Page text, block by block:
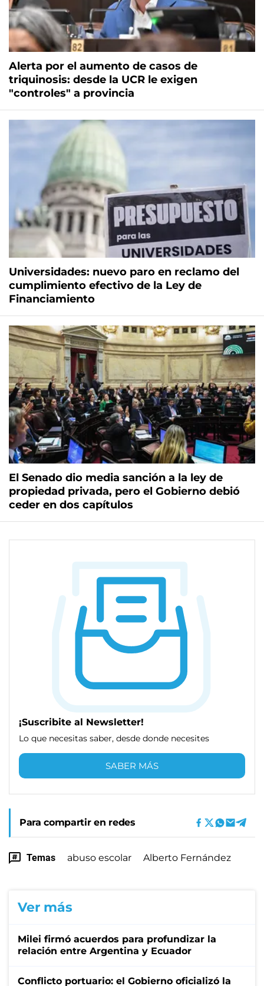
Alerta por el aumento de casos de
triquinosis: desde la UCR le exigen
"controles" a provincia
Universidades: nuevo paro en reclamo del
cumplimiento efectivo de la Ley de
Financiamiento
El Senado dio media sanción a la ley de
propiedad privada, pero el Gobierno debió
ceder en dos capítulos
¡Suscribite al Newsletter!
Lo que necesitas saber, desde donde necesites
SABER MÁS
Para compartir en redes
Temas abuso escolar Alberto Fernández
Ver más
Milei firmó acuerdos para profundizar la
relación entre Argentina y Ecuador
Conflicto portuario: el Gobierno oficializó la